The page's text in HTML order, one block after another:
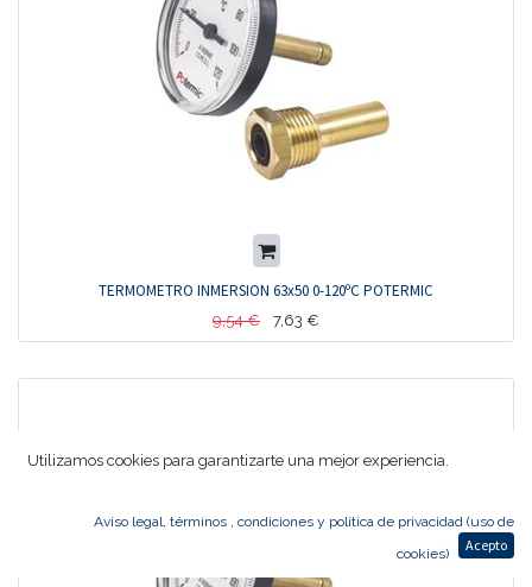
TERMOMETRO INMERSION 63x50 0-120ºC POTERMIC
9,54€ 7,63 €
Utilizamos cookies para garantizarte una mejor experiencia.
Aviso legal, términos , condiciones y política de privacidad (uso de
cookies)
Acepto